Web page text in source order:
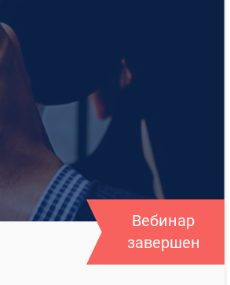
Вебинар
завершен